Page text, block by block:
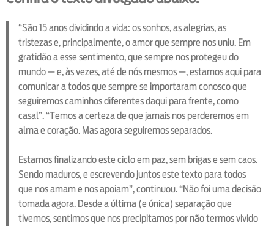
“São 15 anos dividindo a vida: os sonhos, as alegrias, as
tristezas e, principalmente, o amor que sempre nos uniu. Em
gratidão a esse sentimento, que sempre nos protegeu do
mundo — e, às vezes, até de nós mesmos —, estamos aqui para
comunicar a todos que sempre se importaram conosco que
seguiremos caminhos diferentes daqui para frente, como
casal”. “Temos a certeza de que jamais nos perderemos em
alma e coração. Mas agora seguiremos separados.
Estamos finalizando este ciclo em paz, sem brigas e sem caos.
Sendo maduros, e escrevendo juntos este texto para todos
que nos amam e nos apoiam”, continuou. “Não foi uma decisão
tomada agora. Desde a última (e única) separação que
tivemos, sentimos que nos precipitamos por não termos vivido